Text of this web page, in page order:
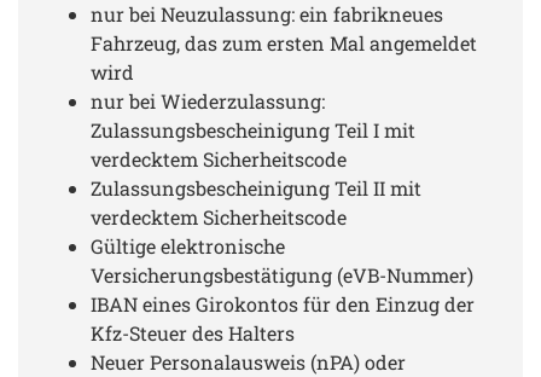
nur bei Neuzulassung: ein fabrikneues
Fahrzeug, das zum ersten Mal angemeldet
wird
nur bei Wiederzulassung:
Zulassungsbescheinigung Teil I mit
verdecktem Sicherheitscode
Zulassungsbescheinigung Teil II mit
verdecktem Sicherheitscode
Gültige elektronische
Versicherungsbestätigung (eVB-Nummer)
IBAN eines Girokontos für den Einzug der
Kfz-Steuer des Halters
Neuer Personalausweis (nPA) oder